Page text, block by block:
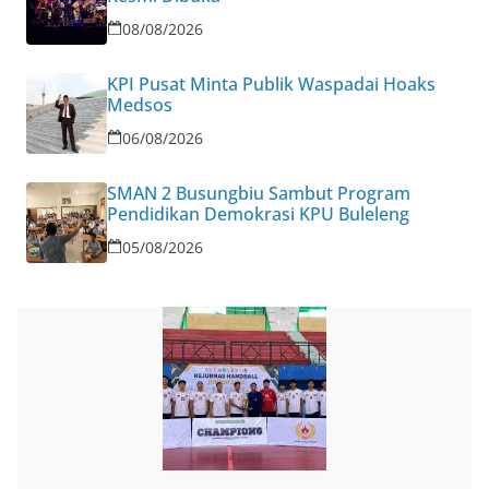
08/08/2026
KPI Pusat Minta Publik Waspadai Hoaks
Medsos
06/08/2026
SMAN 2 Busungbiu Sambut Program
Pendidikan Demokrasi KPU Buleleng
05/08/2026